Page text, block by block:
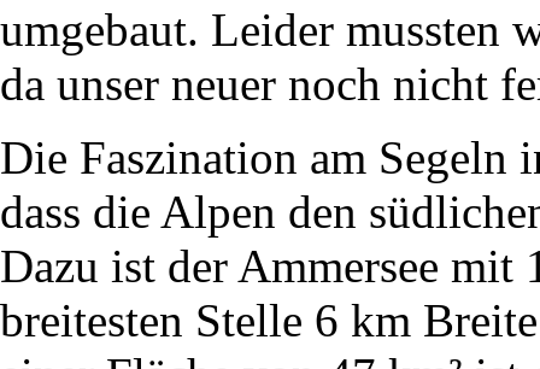
umgebaut. Leider mussten
da unser neuer noch nicht
Die Faszination am
dass die Alpen den
Dazu ist der Ammersee
breitesten Stelle 6 km